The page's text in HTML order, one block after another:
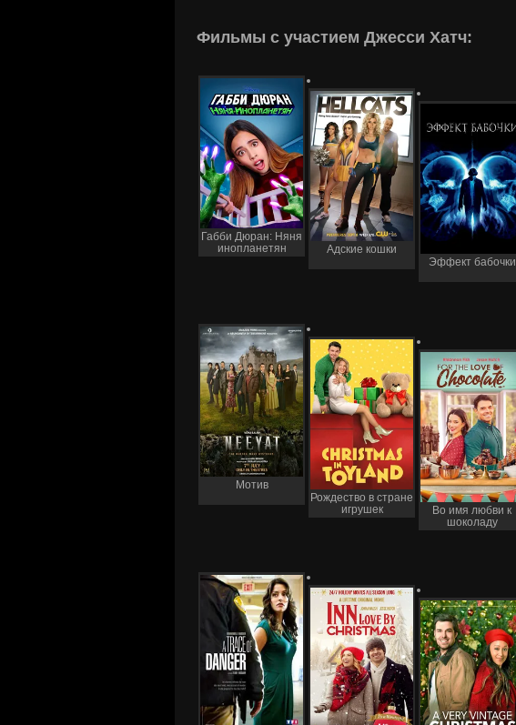
Фильмы с участием Джесси Хатч:
Габби Дюран: Няня
инопланетян
Адские кошки
Эффект бабочки
Мотив
Рождество в стране
игрушек
Во имя любви к
шоколаду